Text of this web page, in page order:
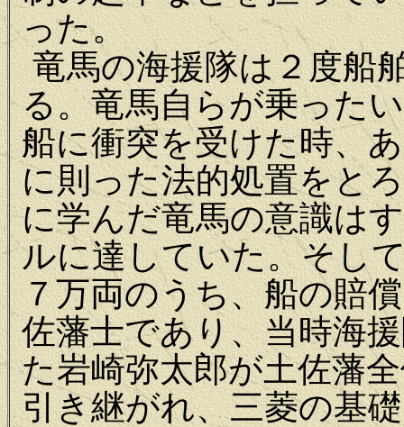
った。
竜馬の海援隊は２度船
る。竜馬自らが乗った
船に衝突を受けた時、
に則った法的処置をと
に学んだ竜馬の意識は
ルに達していた。そし
７万両のうち、船の賠
佐藩士であり、当時海
た岩崎弥太郎が土佐藩
引き継がれ、三菱の基